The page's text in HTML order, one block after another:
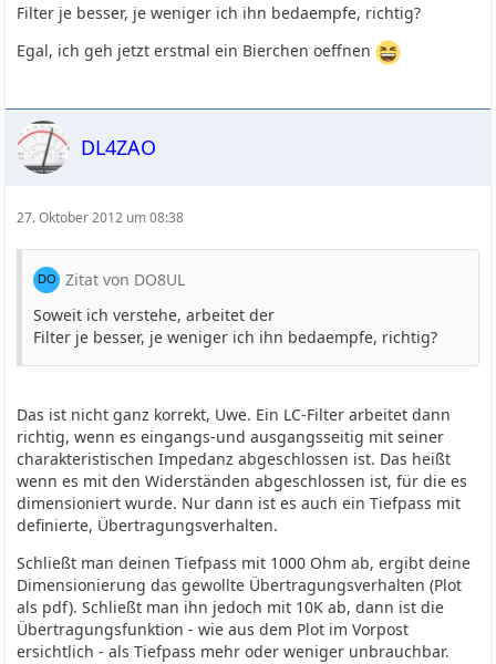
Filter je besser, je weniger ich ihn bedaempfe, richtig?
Egal, ich geh jetzt erstmal ein Bierchen oeffnen
DL4ZAO
27. Oktober 2012 um 08:38
Zitat von DO8UL
Soweit ich verstehe, arbeitet der
Filter je besser, je weniger ich ihn bedaempfe, richtig?
Das ist nicht ganz korrekt, Uwe. Ein LC-Filter arbeitet dann
richtig, wenn es eingangs-und ausgangsseitig mit seiner
charakteristischen Impedanz abgeschlossen ist. Das heißt
wenn es mit den Widerständen abgeschlossen ist, für die es
dimensioniert wurde. Nur dann ist es auch ein Tiefpass mit
definierte, Übertragungsverhalten.
Schließt man deinen Tiefpass mit 1000 Ohm ab, ergibt deine
Dimensionierung das gewollte Übertragungsverhalten (Plot
als pdf). Schließt man ihn jedoch mit 10K ab, dann ist die
Übertragungsfunktion - wie aus dem Plot im Vorpost
ersichtlich - als Tiefpass mehr oder weniger unbrauchbar.